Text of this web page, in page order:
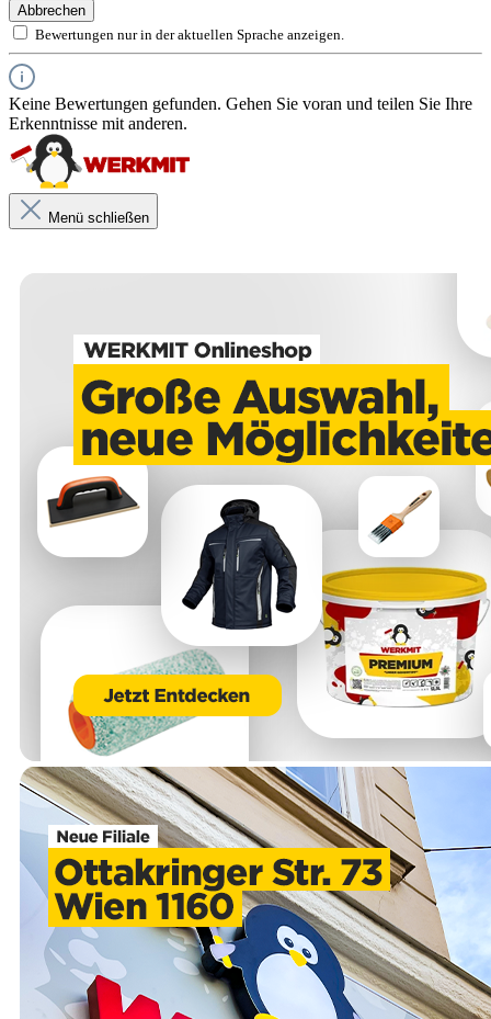
Abbrechen
Bewertungen nur in der aktuellen Sprache anzeigen.
Keine Bewertungen gefunden. Gehen Sie voran und teilen Sie Ihre
Erkenntnisse mit anderen.
Menü schließen